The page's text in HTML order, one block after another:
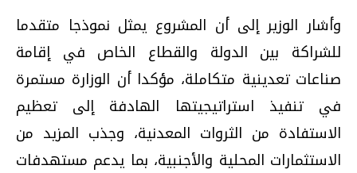
وأشار الوزير إلى أن المشروع يمثل نموذجا متقدما
للشراكة بين الدولة والقطاع الخاص في إقامة
صناعات تعدينية متكاملة، مؤكدا أن الوزارة مستمرة
في تنفيذ استراتيجيتها الهادفة إلى تعظيم
الاستفادة من الثروات المعدنية، وجذب المزيد من
الاستثمارات المحلية والأجنبية، بما يدعم مستهدفات